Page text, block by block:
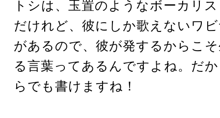
トシは、玉置のようなボーカリ
だけれど、彼にしか歌えないワ
があるので、彼が発するからこ
る言葉ってあるんですよね。だ
らでも書けますね！